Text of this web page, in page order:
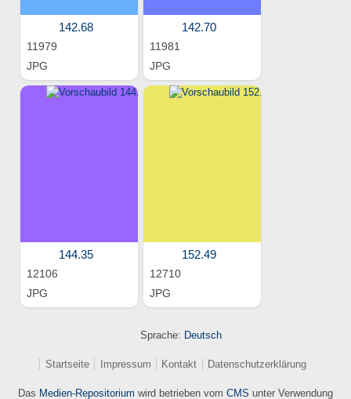
142.68
11979
JPG
142.70
11981
JPG
144.35
12106
JPG
152.49
12710
JPG
Sprache: Deutsch
Startseite Impressum Kontakt Datenschutzerklärung
Das Medien-Repositorium wird betrieben vom CMS unter Verwendung